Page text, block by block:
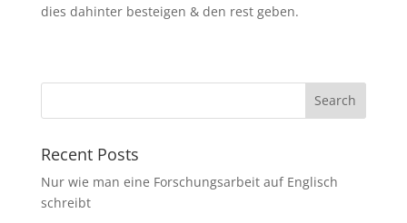
dies dahinter besteigen & den rest geben.
Recent Posts
Nur wie man eine Forschungsarbeit auf Englisch
schreibt